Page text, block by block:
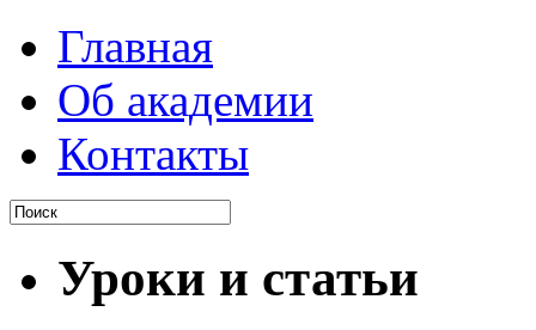
Главная
Об академии
Контакты
Уроки и статьи